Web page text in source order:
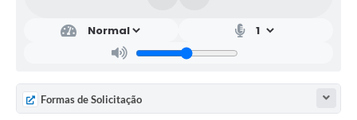
Formas de Solicitação